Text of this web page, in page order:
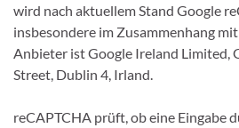
wird nach aktuellem Stand Google
insbesondere im Zusammenhang
Anbieter ist Google Ireland Limited,
Street, Dublin 4, Irland.
reCAPTCHA prüft, ob eine Eingabe